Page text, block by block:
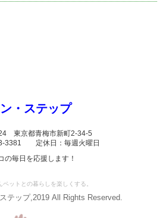
・ステップ
東京都青梅市新町2-34-5
3381 定休日：毎週火曜日
の毎日を応援します！
ペットとの暮らしを楽しくする。
テップ,2019 All Rights Reserved.